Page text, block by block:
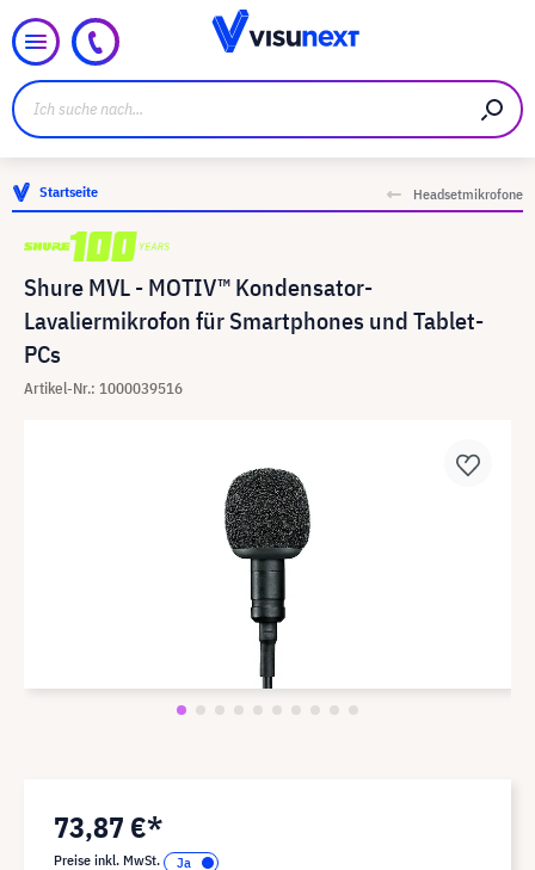
Startseite Headsetmikrofone
Shure MVL - MOTIV™ Kondensator-
Lavaliermikrofon für Smartphones und Tablet-
PCs
Artikel-Nr.: 1000039516
73,87 €*
Preise inkl. MwSt.